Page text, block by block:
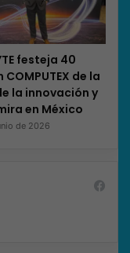
festeja 40
COMPUTEX de la
la innovación y
en México
de 2026